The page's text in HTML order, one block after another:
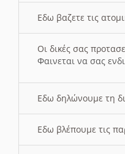
Εδω βαζετε τις
Οι δικές σας
Φαινεται να σας
Εδω δηλώνουμε τη
Εδω βλέπουμε τις